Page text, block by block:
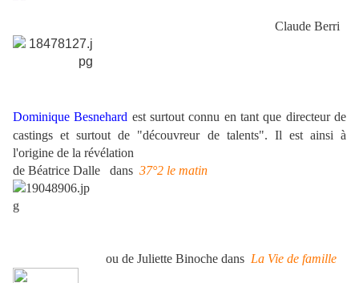
Claude Berri
Dominique Besnehard est surtout connu en tant que directeur de
castings et surtout de "découvreur de talents". Il est ainsi à
l'origine de la révélation
de Béatrice Dalle
dans 37°2 le matin
ou de Juliette Binoche dans La Vie de famille